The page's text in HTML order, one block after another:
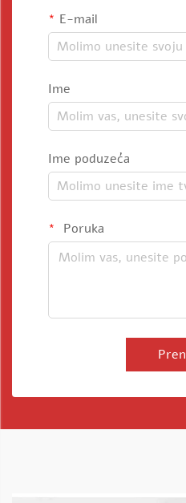
E-mail
Ime
Ime poduzeća
Poruka